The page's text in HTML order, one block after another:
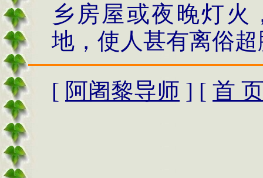
乡房屋或夜晚灯火
地，使人甚有离俗
[ 阿阇黎导师 ] [ 首